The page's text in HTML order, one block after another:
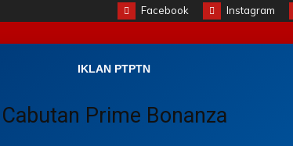
Facebook Instagram
IKLAN PTPTN
Cabutan Prime Bonanza